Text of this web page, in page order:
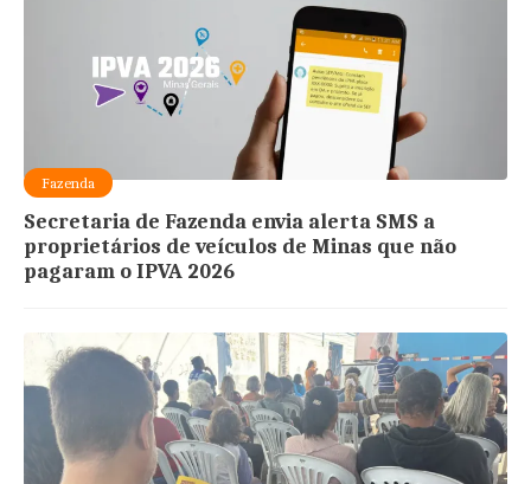
Fazenda
Secretaria de Fazenda envia alerta SMS a
proprietários de veículos de Minas que não
pagaram o IPVA 2026